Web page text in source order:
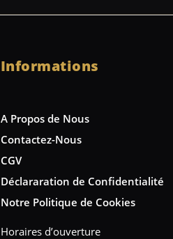
Informations
A Propos de Nous
Contactez-Nous
CGV
Déclararation de Confidentialité
Notre Politique de Cookies
Horaires d’ouverture